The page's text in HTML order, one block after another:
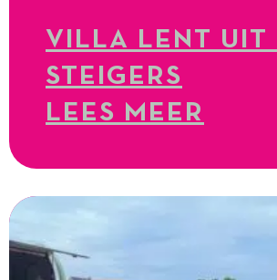
VILLA LENT UIT
STEIGERS
LEES MEER